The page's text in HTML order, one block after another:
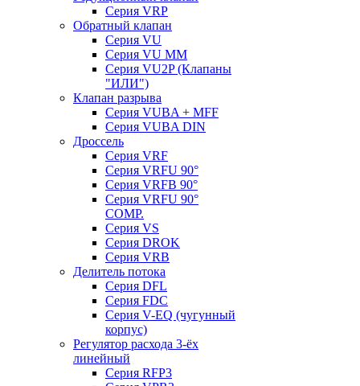
Серия VRP
Обратный клапан
Серия VU
Серия VU MM
Серия VU2P (Клапаны
"ИЛИ")
Клапан разрыва
Серия VUBA + MFF
Серия VUBA DIN
Дроссель
Серия VRF
Серия VRFU 90°
Серия VRFB 90°
Серия VRFU 90°
COMP.
Серия VS
Серия DROK
Серия VRB
Делитель потока
Серия DFL
Серия FDC
Серия V-EQ (чугунный
корпус)
Регулятор расхода 3-ёх
линейный
Серия RFP3